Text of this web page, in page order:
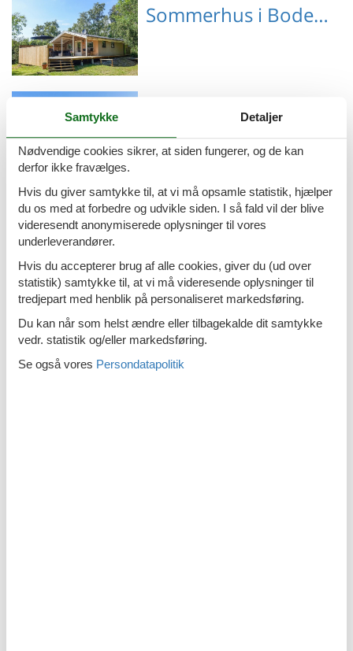
Emne nr.: 130-I55230 Sommerhus i Boderne
Emne nr.: 130-I61267
Emne nr.: 130-I65840 Sommerhus i Dueodde
Emne nr.: 130-I51808
Samtykke Detaljer
Nødvendige cookies sikrer, at siden fungerer, og de kan
derfor ikke fravælges.
Hvis du giver samtykke til, at vi må opsamle statistik, hjælper
du os med at forbedre og udvikle siden. I så fald vil der blive
videresendt anonymiserede oplysninger til vores
underleverandører.
Hvis du accepterer brug af alle cookies, giver du (ud over
statistik) samtykke til, at vi må videresende oplysninger til
tredjepart med henblik på personaliseret markedsføring.
Du kan når som helst ændre eller tilbagekalde dit samtykke
vedr. statistik og/eller markedsføring.
Se også vores Persondatapolitik